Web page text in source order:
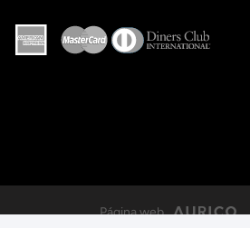
Página web